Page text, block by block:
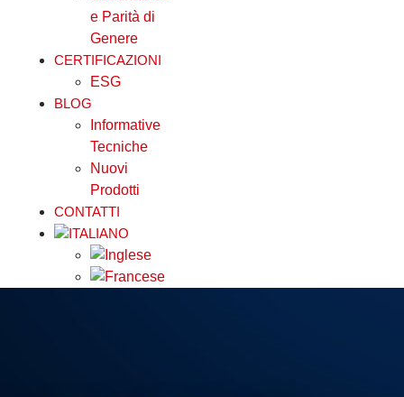
e Parità di
Genere
CERTIFICAZIONI
ESG
BLOG
Informative
Tecniche
Nuovi
Prodotti
CONTATTI